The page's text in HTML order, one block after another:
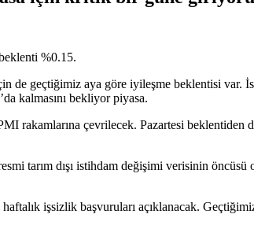
%0.15.
de geçtiğimiz aya göre iyileşme beklentisi
kalmasını bekliyor piyasa.
rakamlarına çevrilecek. Pazartesi
tarım dışı istihdam değişimi verisinin
işsizlik başvuruları açıklanacak.